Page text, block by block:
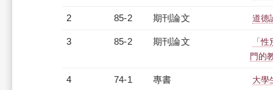
2 85-2 期刊論文 道德
3 85-2 期刊論文
「
門的
4 74-1 專書 大學